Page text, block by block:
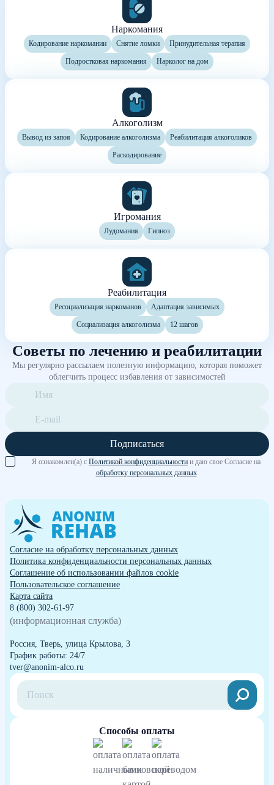
Наркомания
Кодирование наркомании Снятие ломки Принудительная терапия
Подростковая наркомания Нарколог на дом
Алкоголизм
Вывод из запоя Кодирование алкоголизма Реабилитация алкоголиков
Раскодирование
Игромания
Лудомания Гипноз
Реабилитация
Ресоциализация наркоманов Адаптация зависимых
Социализация алкоголизма 12 шагов
Советы по лечению и реабилитации
Мы регулярно рассылаем полезную информацию, которая поможет
облегчить процесс избавления от зависимостей
Подписаться
Я ознакомлен(а) с Политикой конфиденциальности и даю свое Согласие на
обработку персональных данных
Согласие на обработку персональных данных
Политика конфиденциальности персональных данных
Cоглашение об использовании файлов cookie
Пользовательское соглашение
Карта сайта
8 (800) 302-61-97
(информационная служба)
Россия, Тверь, улица Крылова, 3
График работы: 24/7
tver@anonim-alco.ru
Способы оплаты